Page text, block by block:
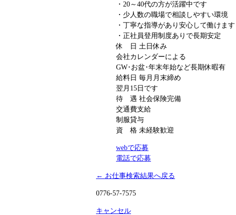
・20～40代の方が活躍中です
・少人数の職場で相談しやすい環境
・丁寧な指導があり安心して働けます
・正社員登用制度ありで長期安定
休 日 土日休み
会社カレンダーによる
GW･お盆･年末年始など長期休暇有
給料日 毎月月末締め
翌月15日です
待 遇 社会保険完備
交通費支給
制服貸与
資 格 未経験歓迎
webで応募
電話で応募
← お仕事検索結果へ戻る
0776-57-7575
キャンセル